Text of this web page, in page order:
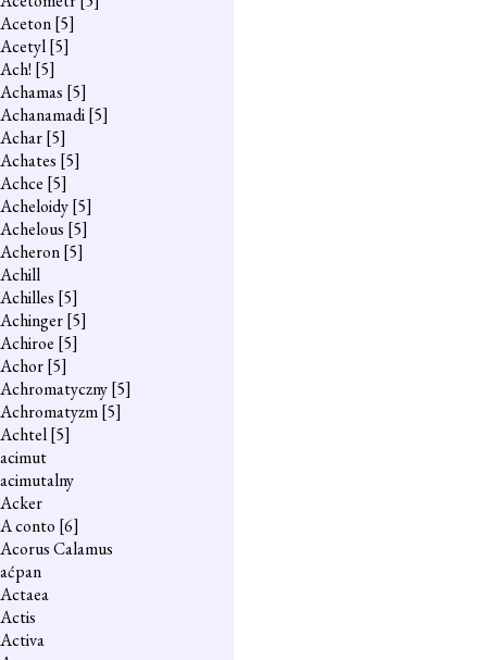
Aceton[5]
Acetyl[5]
Ach! [5]
Achamas [5]
Achanamadi[5]
Achar[5]
Achates [5]
Achce [5]
Acheloidy[5]
Achelous [5]
Acheron[5]
Achill
Achilles [5]
Achinger[5]
Achiroe [5]
Achor[5]
Achromatyczny[5]
Achromatyzm[5]
Achtel[5]
acimut
acimutalny
Acker
A conto [6]
Acorus Calamus
aćpan
Actaea
Actis
Activa